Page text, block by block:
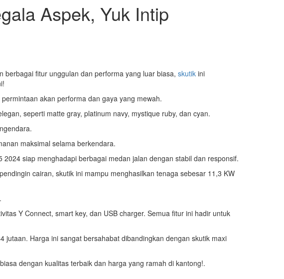
Aspek, Yuk Intip
berbagai fitur unggulan dan performa yang luar biasa, skutik ini
akan performa dan gaya yang mewah.
seperti matte gray, platinum navy, mystique ruby, dan cyan.
maksimal selama berkendara.
siap menghadapi berbagai medan jalan dengan stabil dan responsif.
cairan, skutik ini mampu menghasilkan tenaga sebesar 11,3 KW
Y Connect, smart key, dan USB charger. Semua fitur ini hadir untuk
jutaan. Harga ini sangat bersahabat dibandingkan dengan skutik maxi
dengan kualitas terbaik dan harga yang ramah di kantong!.